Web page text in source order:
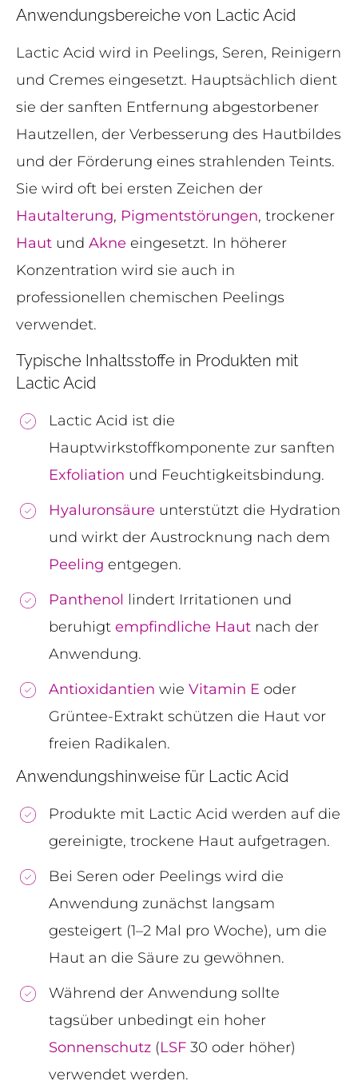
Anwendungsbereiche von Lactic Acid
Lactic Acid wird in Peelings, Seren, Reinigern
und Cremes eingesetzt. Hauptsächlich dient
sie der sanften Entfernung abgestorbener
Hautzellen, der Verbesserung des Hautbildes
und der Förderung eines strahlenden Teints.
Sie wird oft bei ersten Zeichen der
Hautalterung, Pigmentstörungen, trockener
Haut und Akne eingesetzt. In höherer
Konzentration wird sie auch in
professionellen chemischen Peelings
verwendet.
Typische Inhaltsstoffe in Produkten mit
Lactic Acid
Lactic Acid ist die
Hauptwirkstoffkomponente zur sanften
Exfoliation und Feuchtigkeitsbindung.
Hyaluronsäure unterstützt die Hydration
und wirkt der Austrocknung nach dem
Peeling entgegen.
Panthenol lindert Irritationen und
beruhigt empfindliche Haut nach der
Anwendung.
Antioxidantien wie Vitamin E oder
Grüntee-Extrakt schützen die Haut vor
freien Radikalen.
Anwendungshinweise für Lactic Acid
Produkte mit Lactic Acid werden auf die
gereinigte, trockene Haut aufgetragen.
Bei Seren oder Peelings wird die
Anwendung zunächst langsam
gesteigert (1–2 Mal pro Woche), um die
Haut an die Säure zu gewöhnen.
Während der Anwendung sollte
tagsüber unbedingt ein hoher
Sonnenschutz (LSF 30 oder höher)
verwendet werden.